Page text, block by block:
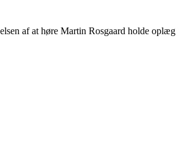
af at høre Martin Rosgaard holde oplæg